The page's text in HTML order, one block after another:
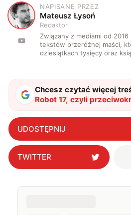
M
NAPISANE PRZEZ
Mateusz Łysoń
Redaktor
Związany z mediami od
tekstów przeróżnej maści,
dziesiątkach tysięcy oraz
Chcesz czytać więcej
Robot 17, czyli
kultowych Hellfire"?
UDOSTĘPNIJ
TWITTER